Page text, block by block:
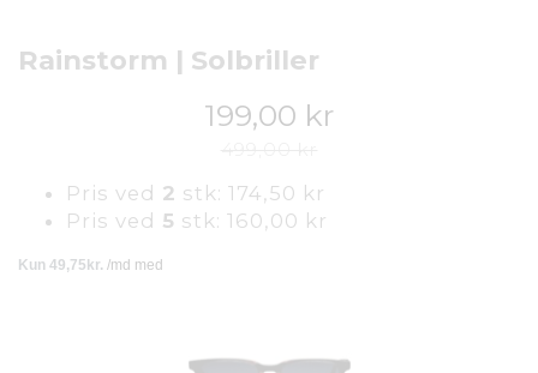
Rainstorm | Solbriller
199,00 kr
Pris ved 2 stk: 174,50 kr
Pris ved 5 stk: 160,00 kr